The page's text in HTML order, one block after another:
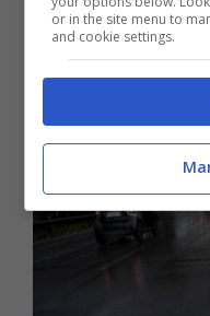
ribadisce la
giusto che sia”.
infernali è
aspettando i
distrutti per
or in the site menu to
and cookie settings.